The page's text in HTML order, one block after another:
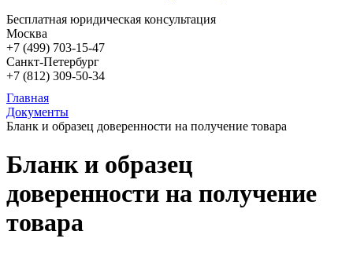
Бесплатная юридическая консультация
Москва
+7 (499) 703-15-47
Санкт-Петербург
+7 (812) 309-50-34
Главная
Документы
Бланк и образец доверенности на получение товара
Бланк и образец
доверенности на получение
товара